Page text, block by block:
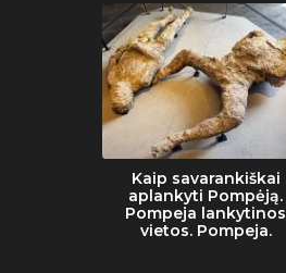
Kaip savarankiškai
aplankyti Pompėją.
Pompeja lankytinos
vietos. Pompeja.